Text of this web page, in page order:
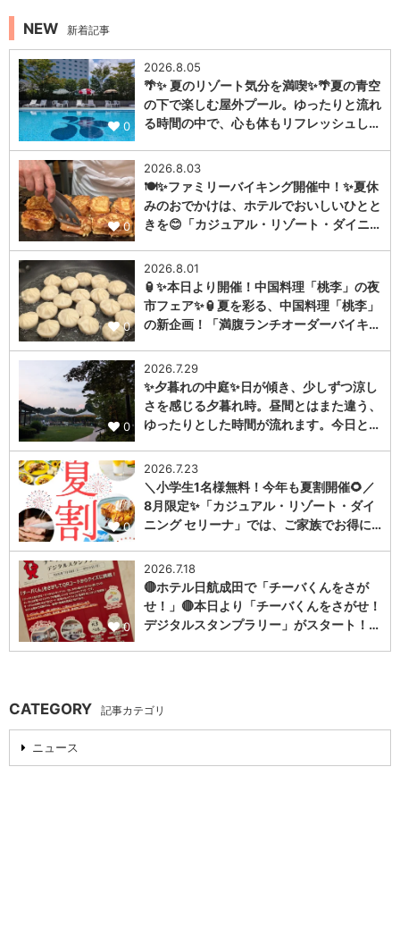
NEW 新着記事
0
2026.8.05
🌴✨ 夏のリゾート気分を満喫✨🌴夏の青空
の下で楽しむ屋外プール。ゆったりと流れ
る時間の中で、心も体もリフレッシュし…
0
2026.8.03
🍽️✨ファミリーバイキング開催中！✨夏休
みのおでかけは、ホテルでおいしいひとと
きを😊「カジュアル・リゾート・ダイニ…
0
2026.8.01
🏮✨本日より開催！中国料理「桃李」の夜
市フェア✨🏮夏を彩る、中国料理「桃李」
の新企画！「満腹ランチオーダーバイキ…
0
2026.7.29
✨夕暮れの中庭✨日が傾き、少しずつ涼し
さを感じる夕暮れ時。昼間とはまた違う、
ゆったりとした時間が流れます。今日と…
0
2026.7.23
＼小学生1名様無料！今年も夏割開催🌻／
8月限定✨「カジュアル・リゾート・ダイ
ニング セリーナ」では、ご家族でお得に…
0
2026.7.18
🔴ホテル日航成田で「チーバくんをさが
せ！」🔴本日より「チーバくんをさがせ！
デジタルスタンプラリー」がスタート！…
CATEGORY 記事カテゴリ
ニュース